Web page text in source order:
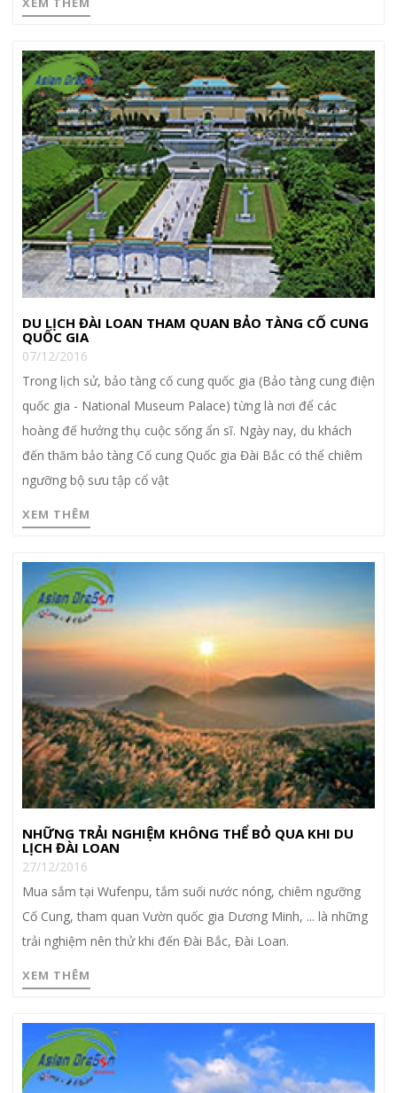
DU LỊCH ĐÀI LOAN THAM QUAN BẢO TÀNG CỐ CUNG
QUỐC GIA
07/12/2016
Trong lịch sử, bảo tàng cố cung quốc gia (Bảo tàng cung điện
quốc gia - National Museum Palace) từng là nơi để các
hoàng đế hưởng thụ cuộc sống ẩn sĩ. Ngày nay, du khách
đến thăm bảo tàng Cố cung Quốc gia Đài Bắc có thể chiêm
ngưỡng bộ sưu tập cổ vật
XEM THÊM
NHỮNG TRẢI NGHIỆM KHÔNG THỂ BỎ QUA KHI DU
LỊCH ĐÀI LOAN
27/12/2016
Mua sắm tại Wufenpu, tắm suối nước nóng, chiêm ngưỡng
Cố Cung, tham quan Vườn quốc gia Dương Minh, ... là những
trải nghiệm nên thử khi đến Đài Bắc, Đài Loan.
XEM THÊM